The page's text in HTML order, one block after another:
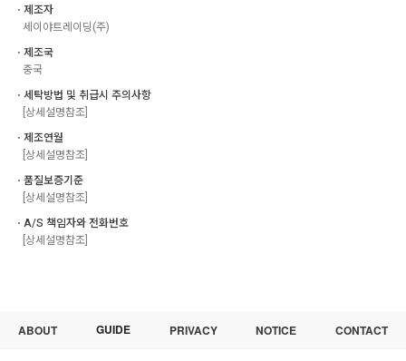
ㆍ제조자
세이야트레이딩(주)
ㆍ제조국
중국
ㆍ세탁방법 및 취급시 주의사항
[상세설명참조]
ㆍ제조연월
[상세설명참조]
ㆍ품질보증기준
[상세설명참조]
ㆍA/S 책임자와 전화번호
[상세설명참조]
ABOUT GUIDE PRIVACY NOTICE CONTACT